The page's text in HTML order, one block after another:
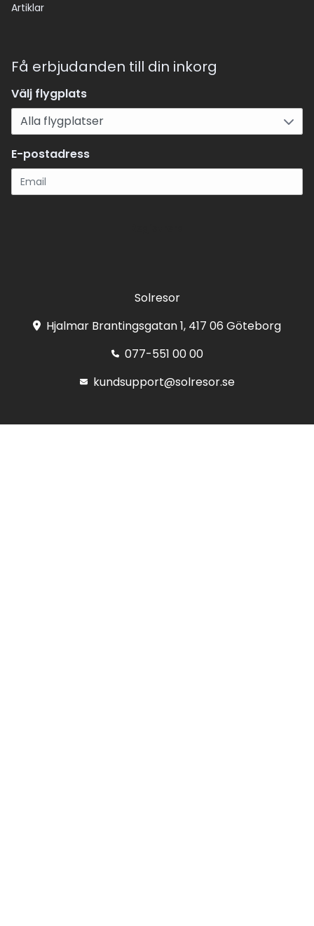
Artiklar
Få erbjudanden till din inkorg
Välj flygplats
E-postadress
Solresor
Hjalmar Brantingsgatan 1, 417 06 Göteborg
077-551 00 00
kundsupport@solresor.se